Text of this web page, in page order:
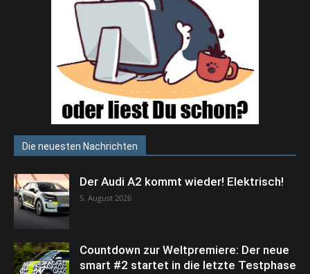
Die neuesten Nachrichten
Der Audi A2 kommt wieder! Elektrisch!
5. August 2026
Countdown zur Weltpremiere: Der neue
smart #2 startet in die letzte Testphase